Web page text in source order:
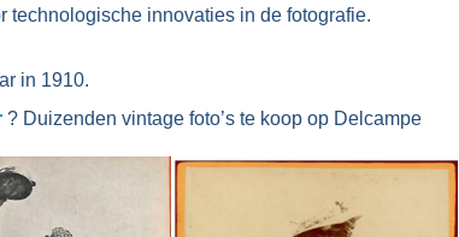
innovaties in de fotografie.
in 1910.
? Duizenden vintage foto’s te koop op Delcampe